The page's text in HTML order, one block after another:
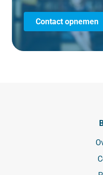
Contact opnemen